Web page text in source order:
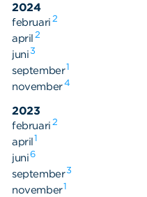
2024
februari 2
april 2
juni3
september1
november4
2023
februari 2
april1
juni6
september3
november1
Sök på sidan: